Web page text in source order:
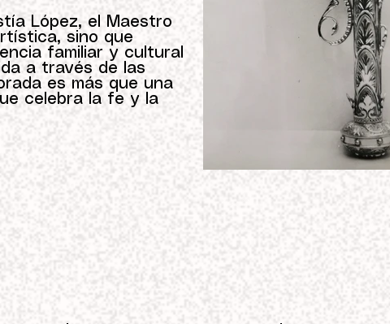
López, el Maestro
sino que
familiar y cultural
a través de las
es más que una
celebra la fe y la